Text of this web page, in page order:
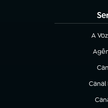
A
(abre
Canal
(abre